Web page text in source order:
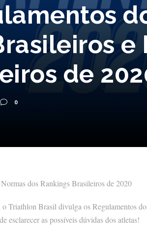
e
de
0
dos Rankings Brasileiros de 2020
Triathlon Brasil divulga os Regulamentos
esclarecer as possíveis dúvidas dos atletas!